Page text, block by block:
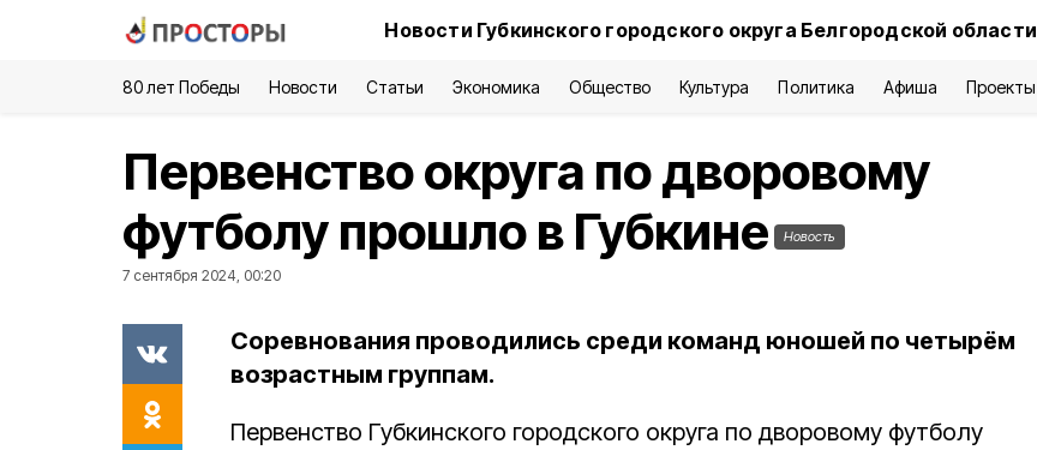
Новости Губкинского городского округа Белгородской области
80 лет Победы Новости Статьи Экономика Общество Культура Политика Афиша Проекты
Первенство округа по дворовому
футболу прошло в Губкине
Новость
7 сентября 2024, 00:20
Соревнования проводились среди команд юношей по четырём
возрастным группам.
Первенство Губкинского городского округа по дворовому футболу